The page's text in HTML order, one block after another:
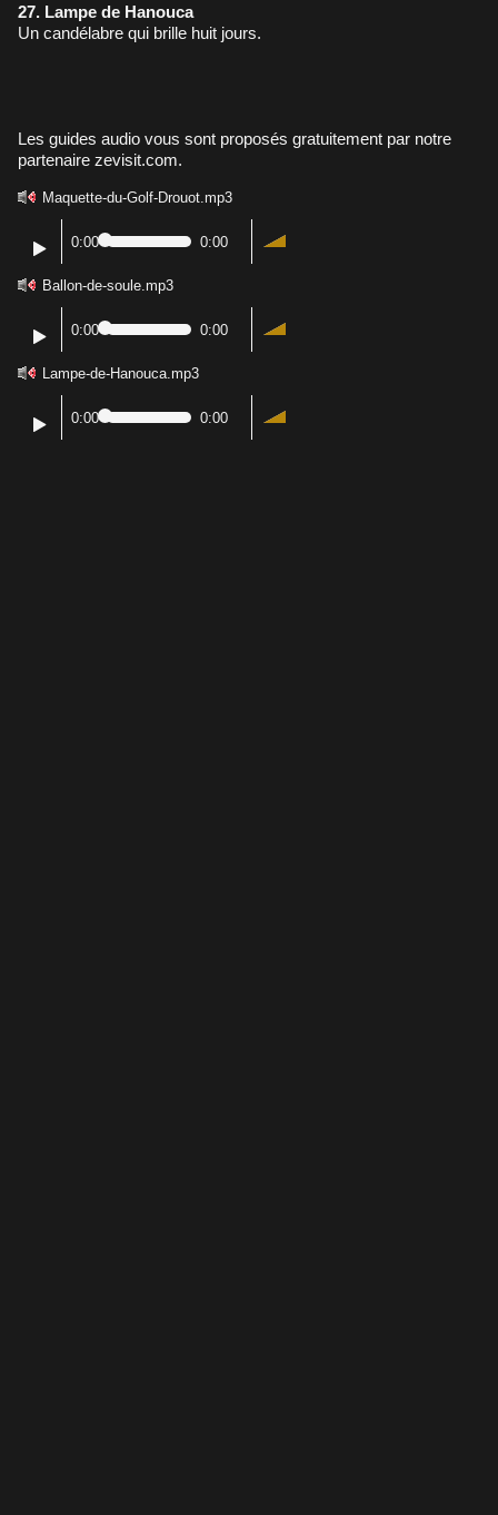
27. Lampe de Hanouca
Un candélabre qui brille huit jours.
Les guides audio vous sont proposés gratuitement par notre
partenaire zevisit.com.
Maquette-du-Golf-Drouot.mp3
0:00 0:00
Ballon-de-soule.mp3
0:00 0:00
Lampe-de-Hanouca.mp3
0:00 0:00